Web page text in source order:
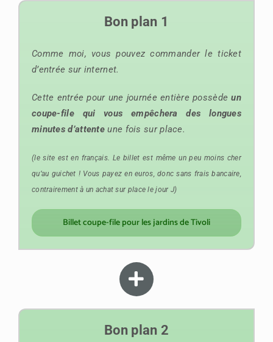
Bon plan 1
Comme moi, vous pouvez commander le ticket
d’entrée sur internet.
Cette entrée pour une journée entière possèdeun
coupe-file qui vous empêchera des longues
minutes d’attente une fois sur place.
(le site est en français. Le billet est même un peu moins cher
qu’au guichet ! Vous payez en euros, donc sans frais bancaire,
contrairement à un achat sur place le jour J)
Billet coupe-file pour les jardins de Tivoli
Bon plan 2